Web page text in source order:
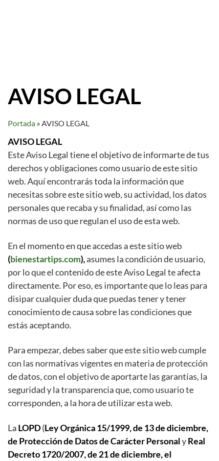
AVISO LEGAL
Portada » AVISO LEGAL
AVISO LEGAL
Este Aviso Legal tiene el objetivo de informarte de tus
derechos y obligaciones como usuario de este sitio
web. Aquí encontrarás toda la información que
necesitas sobre este sitio web, su actividad, los datos
personales que recaba y su finalidad, así como las
normas de uso que regulan el uso de esta web.
En el momento en que accedas a este sitio web
(bienestartips.com),asumes la condición de usuario,
por lo que el contenido de este Aviso Legal te afecta
directamente. Por eso, es importante que lo leas para
disipar cualquier duda que puedas tener y tener
conocimiento de causa sobre las condiciones que
estás aceptando.
Para empezar, debes saber que este sitio web cumple
con las normativas vigentes en materia de protección
de datos, con el objetivo de aportarte las garantías, la
seguridad y la transparencia que, como usuario te
corresponden, a la hora de utilizar esta web.
La LOPD(Ley Orgánica 15/1999, de 13 de diciembre,
de Protección de Datos de Carácter PersonalyReal
Decreto 1720/2007, de 21 de diciembre, el